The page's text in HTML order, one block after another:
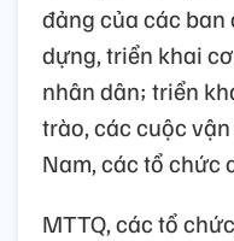
đảng của các ban
dựng, triển khai
nhân dân; triển
trào, các cuộc
Nam, các tổ chức
MTTQ, các tổ